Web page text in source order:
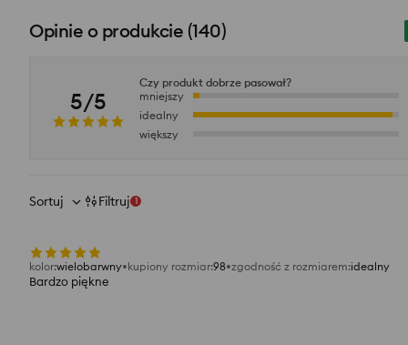
Opinie o produkcie (140)
5/5
Czy produkt dobrze pasował?
mniejszy
idealny
większy
Sortuj Filtruj 1
kolor:wielobarwny kupiony rozmiar:98 zgodność z rozmiarem:idealny
Bardzo piękne